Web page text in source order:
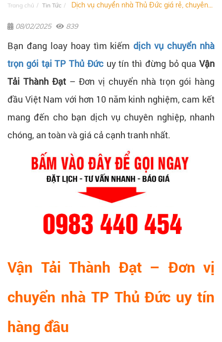
Trang chủ Tin Tức Dịch vụ chuyển nhà Thủ Đức giá rẻ, chuyên...
08/02/2025 839
Bạn đang loay hoay tìm kiếmdịch vụ chuyển nhà
trọn gói tại TP Thủ Đứcuy tín thì đừng bỏ qua Vận
Tải Thành Đạt – Đơn vị chuyển nhà trọn gói hàng
đầu Việt Nam với hơn 10 năm kinh nghiệm, cam kết
mang đến cho bạn dịch vụ chuyên nghiệp, nhanh
chóng, an toàn và giá cả cạnh tranh nhất.
Vận Tải Thành Đạt – Đơn vị
chuyển nhà TP Thủ Đức uy tín
hàng đầu